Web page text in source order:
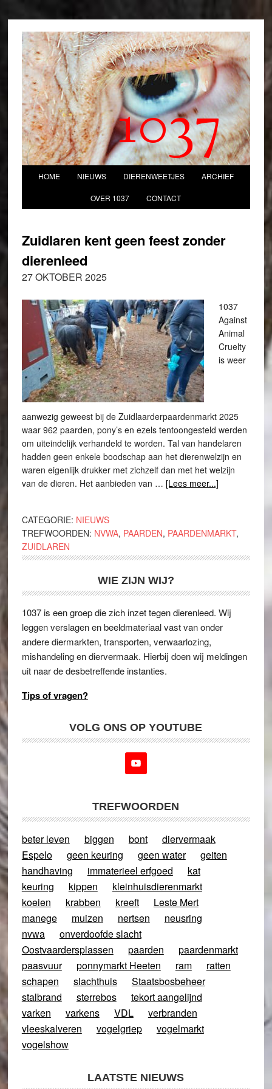
1037
HOME NIEUWS DIERENWEETJES ARCHIEF
OVER 1037 CONTACT
Zuidlaren kent geen feest zonder
dierenleed
27 OKTOBER 2025
1037
Against
Animal
Cruelty
is weer
aanwezig geweest bij de Zuidlaarderpaardenmarkt 2025
waar 962 paarden, pony’s en ezels tentoongesteld werden
om uiteindelijk verhandeld te worden. Tal van handelaren
hadden geen enkele boodschap aan het dierenwelzijn en
waren eigenlijk drukker met zichzelf dan met het welzijn
van de dieren. Het aanbieden van … [Lees meer...]
CATEGORIE: NIEUWS
TREFWOORDEN: NVWA, PAARDEN, PAARDENMARKT,
ZUIDLAREN
WIE ZIJN WIJ?
1037 is een groep die zich inzet tegen dierenleed. Wij
leggen verslagen en beeldmateriaal vast van onder
andere diermarkten, transporten, verwaarlozing,
mishandeling en diervermaak. Hierbij doen wij meldingen
uit naar de desbetreffende instanties.
Tips of vragen?
VOLG ONS OP YOUTUBE
TREFWOORDEN
beter leven biggen bont
diervermaak
Espelo
geen keuring geen water
geiten
handhaving
immaterieel erfgoed
kat
keuring
kippen
kleinhuisdierenmarkt
koeien
krabben kreeft
Leste Mert
manege
muizen nertsen
neusring
nvwa
onverdoofde slacht
Oostvaardersplassen
paarden
paardenmarkt
paasvuur
ponnymarkt Heeten ram
ratten
schapen
slachthuis
Staatsbosbeheer
stalbrand
sterrebos
tekort aangelijnd
varken
varkens VDL
verbranden
vleeskalveren
vogelgriep
vogelmarkt
vogelshow
LAATSTE NIEUWS